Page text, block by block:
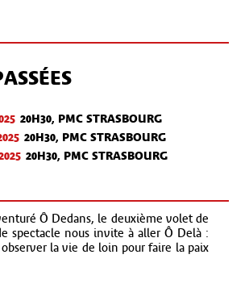
20H30, PMC STRASBOURG
20H30, PMC STRASBOURG
20H30, PMC STRASBOURG
Ô Dedans, le deuxième volet de
spectacle nous invite à aller Ô Delà :
la vie de loin pour faire la paix